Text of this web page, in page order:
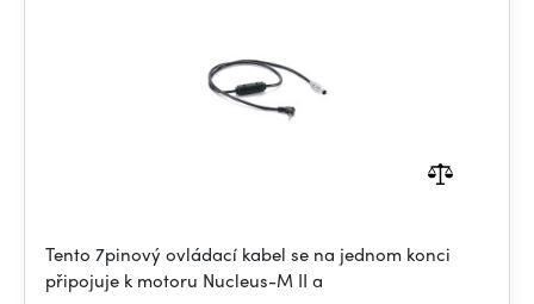
Tento 7pinový ovládací kabel se na jednom konci
připojuje k motoru Nucleus-M II a